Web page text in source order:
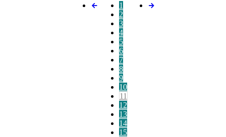
1
2
3
4
5
6
7
8
9
10
11
12
13
14
15